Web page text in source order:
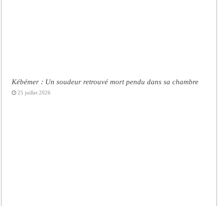
Kébémer : Un soudeur retrouvé mort pendu dans sa chambre
25 juillet 2026